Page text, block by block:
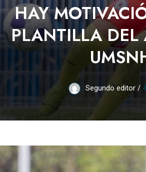
HAY
PLANTILLA DEL
Segundo editor /